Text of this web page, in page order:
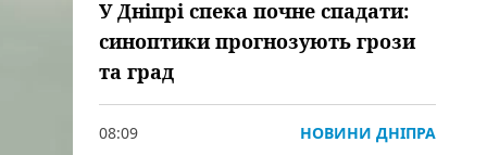
У Дніпрі спека почне спадати:
синоптики прогнозують грози
та град
08:09 НОВИНИ ДНІПРА